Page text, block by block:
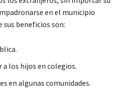
en el municipio
sus beneficios son:
los hijos en colegios.
en algunas comunidades.